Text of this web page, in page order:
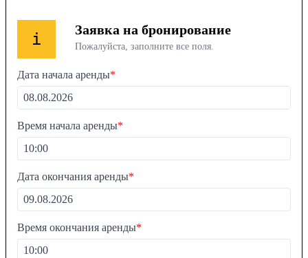
i Заявка на бронирование
Пожалуйста, заполните все поля.
Дата начала аренды*
Время начала аренды*
Дата окончания аренды*
Время окончания аренды*